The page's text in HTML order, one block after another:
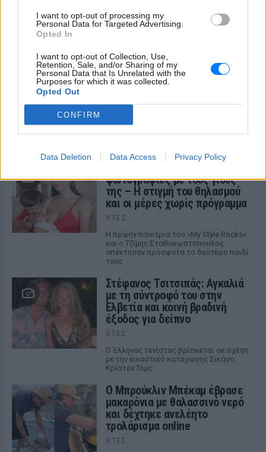
I want to opt-out of processing my
Personal Data for Targeted Advertising.
Opted In
I want to opt-out of Collection, Use,
Retention, Sale, and/or Sharing of my
Personal Data that Is Unrelated with the
Purposes for which it was collected.
Opted Out
CONFIRM
Data Deletion Data Access Privacy Policy
Διακοπές στη Μύκονο για τη Βάλια
Χατζηθεοδώρου ‑ οι φωτογραφίες με μαγιό
στην παραλία
Μέσα από ανάρτηση στο Instagram μοιράστηκε στιγμές από
τις καλοκαιρινές της διακοπές στο νησί των ανέμων
ΧΤΕΣ
φωτογραφίες με τους γιους
της – Η στιγμή του θηλασμού
και οι μέρες χωρίς πρόγραμμα
ΧΤΕΣ
Η πρώην παίκτρια του «My Style Rocks»
και ο Τζίμης Σταθοκωστόπουλος
απέκτησαν πρόσφατα το δεύτερο παιδί
τους
Στέφανος Τσιτσιπάς: Αγκαλιά
με τη σύντροφό του στην
Ελβετία και κοινή βραδινή
έξοδος για δείπνο
ΧΤΕΣ
Ο Έλληνας τενίστας βρίσκεται σε σχέση
με την εικαστικό καταγωγής Σικάγο,
Κρίστεν Τομς
Ο Μπρούκλιν Μπέκαμ έβρασε
μακαρόνια με θαλασσινό νερό
και δέχτηκε ανελέητο
τρολάρισμα online
ΧΤΕΣ